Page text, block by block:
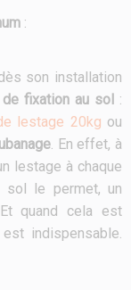
:
son installation
fixation au sol :
lestage 20kg ou
. En effet, à
lestage à chaque
sol le permet, un
quand cela est
indispensable.